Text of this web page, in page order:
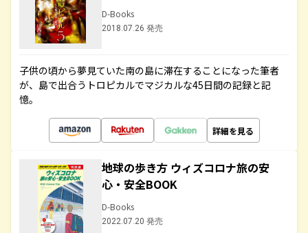
D-Books
2018.07.26 発売
子供の頃から夢見ていた南の島に滞在することになった筆者
が、島で出合うトロピカルでマジカルな45日間の記録と記
憶。
詳細を見る
地球の歩き方 ウィズコロナ旅の安
心・安全BOOK
D-Books
2022.07.20 発売